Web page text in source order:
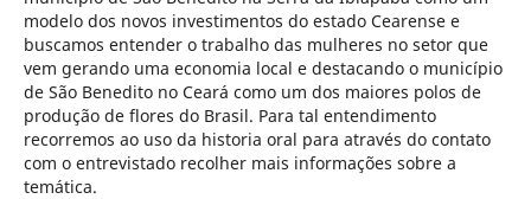
modelo dos novos investimentos do estado Cearense e
buscamos entender o trabalho das mulheres no setor que
vem gerando uma economia local e destacando o município
de São Benedito no Ceará como um dos maiores polos de
produção de flores do Brasil. Para tal entendimento
recorremos ao uso da historia oral para através do contato
com o entrevistado recolher mais informações sobre a
temática.